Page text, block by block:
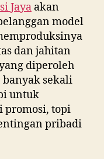
Jaya akan
model
dan jahitan
diperoleh
sekali
untuk
promosi, topi
pribadi